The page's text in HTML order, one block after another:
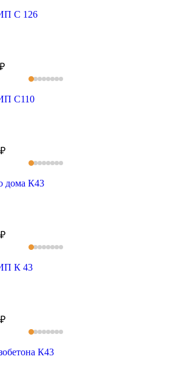
C 126
С110
дома К43
К 43
К43